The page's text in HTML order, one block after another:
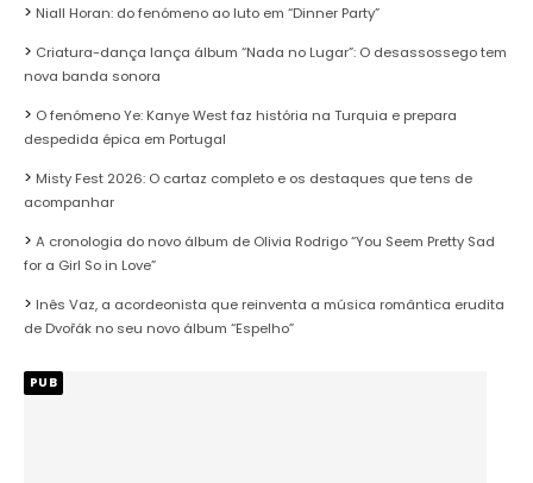
Niall Horan: do fenómeno ao luto em “Dinner Party”
Criatura-dança lança álbum “Nada no Lugar”: O desassossego tem
nova banda sonora
O fenómeno Ye: Kanye West faz história na Turquia e prepara
despedida épica em Portugal
Misty Fest 2026: O cartaz completo e os destaques que tens de
acompanhar
A cronologia do novo álbum de Olivia Rodrigo “You Seem Pretty Sad
for a Girl So in Love”
Inês Vaz, a acordeonista que reinventa a música romântica erudita
de Dvořák no seu novo álbum “Espelho”
PUB